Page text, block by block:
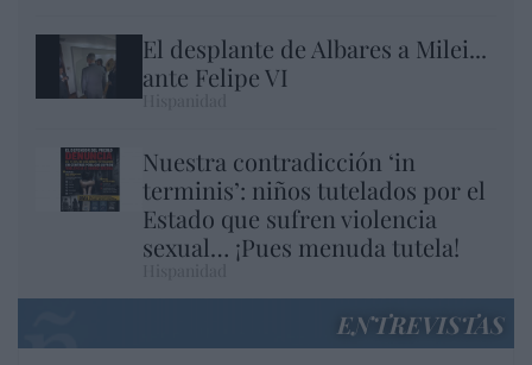
El desplante de Albares a Milei...
ante Felipe VI
Nuestra contradicción ‘in
terminis’: niños tutelados por el
Estado que sufren violencia
sexual… ¡Pues menuda tutela!
ENTREVISTAS